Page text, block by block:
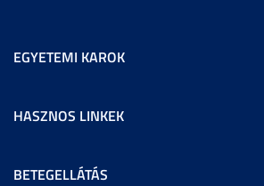
EGYETEMI KAROK
HASZNOS LINKEK
BETEGELLÁTÁS